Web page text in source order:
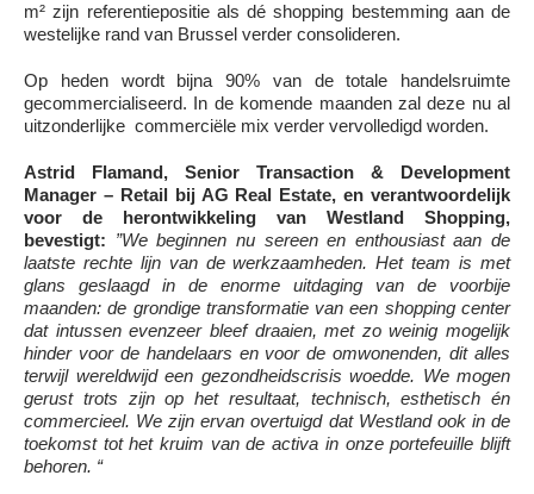
m² zijn referentiepositie als dé shopping bestemming aan de
westelijke rand van Brussel verder consolideren.
Op heden wordt bijna 90% van de totale handelsruimte
gecommercialiseerd. In de komende maanden zal deze nu al
uitzonderlijke commerciële mix verder vervolledigd worden.
Astrid Flamand, Senior Transaction & Development
Manager – Retail bij AG Real Estate, en verantwoordelijk
voor de herontwikkeling van Westland Shopping,
bevestigt: ”We beginnen nu sereen en enthousiast aan de
laatste rechte lijn van de werkzaamheden. Het team is met
glans geslaagd in de enorme uitdaging van de voorbije
maanden: de grondige transformatie van een shopping center
dat intussen evenzeer bleef draaien, met zo weinig mogelijk
hinder voor de handelaars en voor de omwonenden, dit alles
terwijl wereldwijd een gezondheidscrisis woedde. We mogen
gerust trots zijn op het resultaat, technisch, esthetisch én
commercieel. We zijn ervan overtuigd dat Westland ook in de
toekomst tot het kruim van de activa in onze portefeuille blijft
behoren. “